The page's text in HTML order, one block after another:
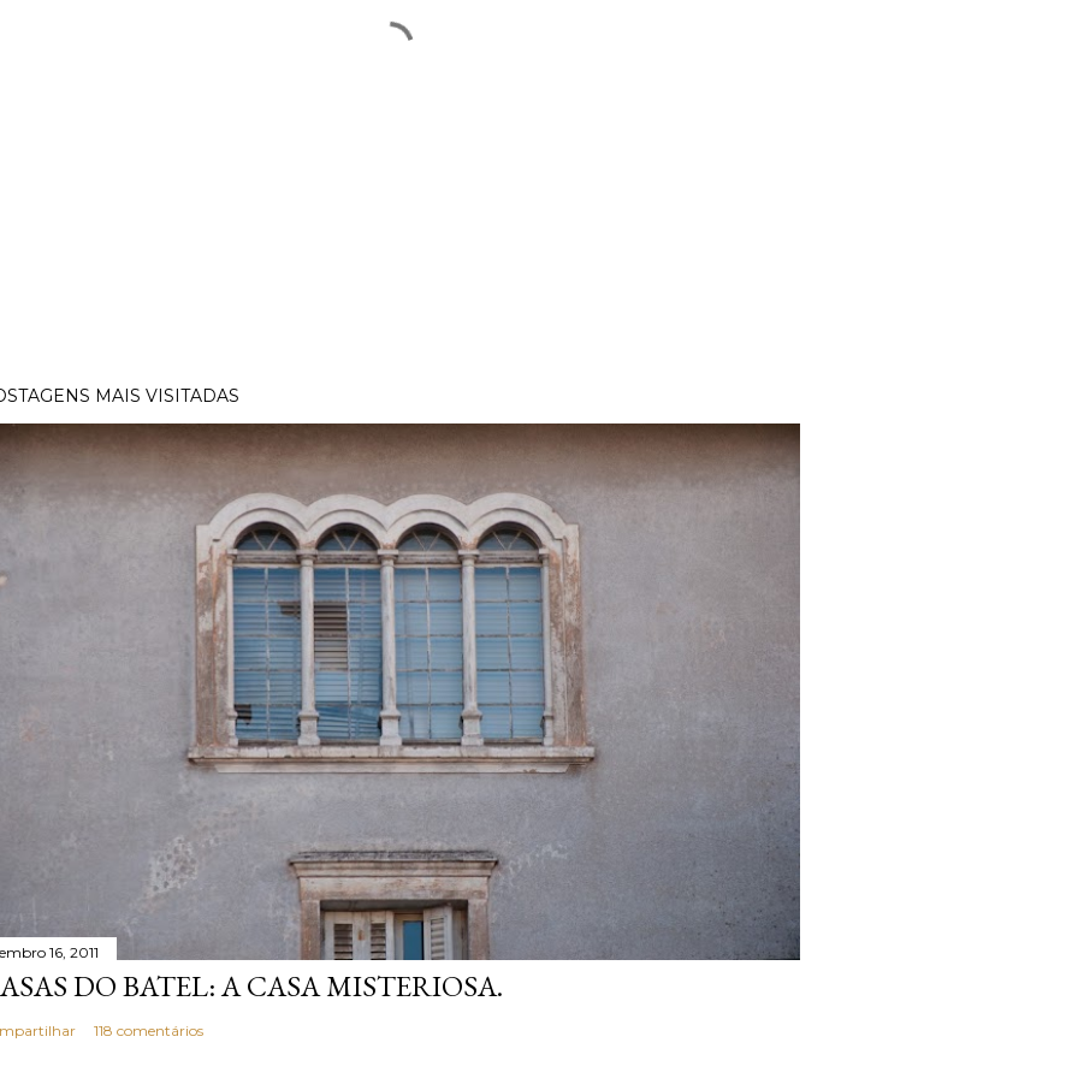
MAIS VISITADAS
16, 2011
DO BATEL: A CASA MISTERIOSA.
118 comentários